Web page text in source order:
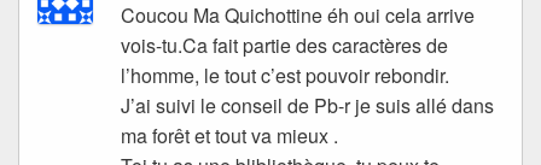
Coucou Ma Quichottine éh oui cela arrive
vois-tu.Ca fait partie des caractères de
l’homme, le tout c’est pouvoir rebondir.
J’ai suivi le conseil de Pb-r je suis allé dans
ma forêt et tout va mieux .